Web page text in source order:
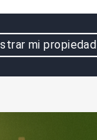
mi propiedad